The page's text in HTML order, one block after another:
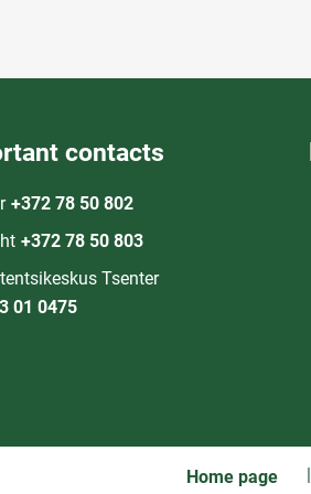
contacts
+372 78 50 802
+372 78 50 803
Tsenter
01 0475
Home page